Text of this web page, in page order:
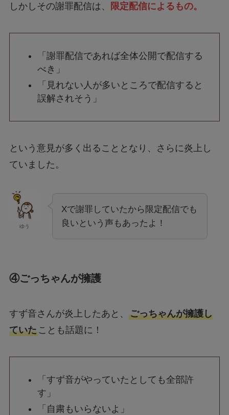
しかしその謝罪配信は、 限定配信によるもの。
「謝罪配信であれば全体公開で配信する
べき」
「見れない人が多いところで配信すると
誤解されそう」
という意見が多く出ることとなり、さらに炎上し
ていました。
ゆう
Xで謝罪していたから限定配信でも
良いという声もあったよ！
④ごっちゃんが擁護
すず音さんが炎上したあと、 ごっちゃんが擁護し
ていたことも話題に！
「すず音がやっていたとしても全部許
す」
「自粛もいらないよ」